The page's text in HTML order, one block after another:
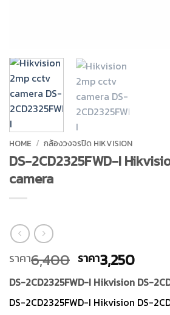
HOME / กล้องวงจรปิด HIKVISION
DS-2CD2325FWD-I
camera
ราคา6,400 Original
price
was:
ราคา
ราคา3,250
price
is:
ราคา
DS-2CD2325FWD-I Hikvision DS-
DS-2CD2325FWD-I Hikvision DS-